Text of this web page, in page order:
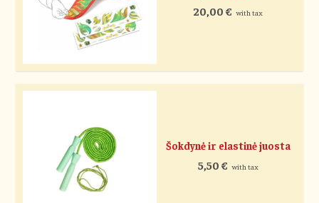
20,00€ with tax
Šokdynė ir elastinė juosta
5,50 € with tax